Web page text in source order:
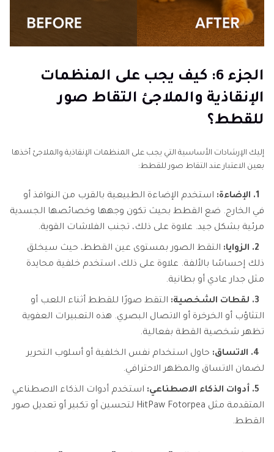
الجزء 6: كيف يجب على المنظمات
الإنقاذية والملاجئ التقاط صور
للقطط؟
إليك الإرشادات الأساسية التي يجب على المنظمات الإنقاذية والملاجئ أخذها
بعين الاعتبار عند التقاط صور للقطط:
1. الإضاءة:
استخدم الإضاءة الطبيعية بالقرب من النوافذ أو
في الخارج. ضع القطط بحيث تكون وجهها وخصائصها الجسدية
مرئية بشكل جيد. علاوة على ذلك، تجنب الفلاشات القوية.
2. الزوايا:
التقط الصور بمستوى عين القطط، حيث سيخلق
ذلك إحساسًا بالألفة. علاوة على ذلك، استخدم خلفية محايدة
مثل جدار عادي أو بطانية.
3. لقطات الشخصية:
التقط صورًا للقطط أثناء اللعب أو
التثاؤب أو الخرخرة أو الاتصال البصري. هذه التعبيرات العفوية
تظهر شخصية القطة بفعالية.
4. الاتساق:
حاول استخدام نفس الخلفية أو أسلوب التحرير
لضمان الاتساق والمظهر الاحترافي.
5. أدوات الذكاء الاصطناعي:
استخدم أدوات الذكاء الاصطناعي
المتقدمة مثل HitPaw Fotorpea لتحسين أو تكبير أو تعديل صور
القطط.